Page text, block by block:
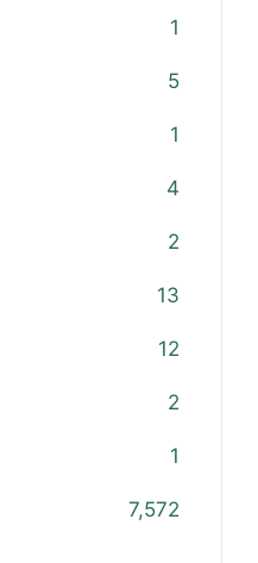
1
5
1
4
2
13
12
2
1
7,572